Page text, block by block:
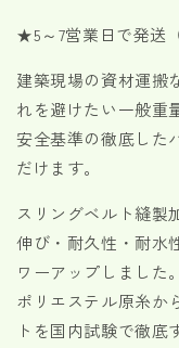
ベ
ト
E
型
使
用
荷
重
幅
100mm
各
ベ
ト
E
型
荷
重
幅
各
★5～7営業日で発送
建築現場の資材運搬
れを避けたい一般重
安全基準の徹底した
だけます。
スリングベルト縫製
伸び・耐久性・耐水
ワーアップしました。
ポリエステル原糸か
トを国内試験で徹底